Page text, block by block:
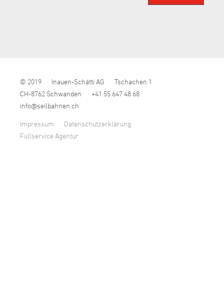
© 2019 Inauen-Schätti AG
Tschachen 1
CH-8762 Schwanden
+41 55 647 48 68
nf
s lb hn n ch
Impressum
Datenschutzerklärung
Fullservice Agentur